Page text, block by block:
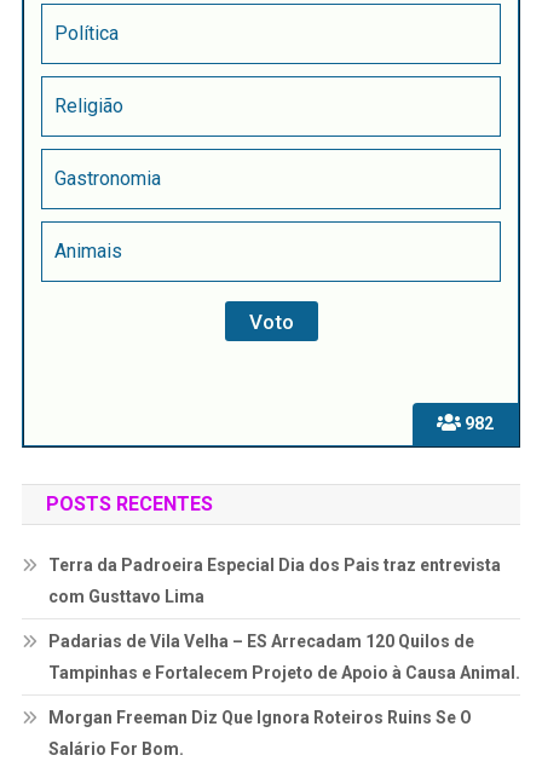
982
Política
Religião
Gastronomia
Animais
POSTS RECENTES
Terra da Padroeira Especial Dia dos Pais traz entrevista
com Gusttavo Lima
Padarias de Vila Velha – ES Arrecadam 120 Quilos de
Tampinhas e Fortalecem Projeto de Apoio à Causa Animal.
Morgan Freeman Diz Que Ignora Roteiros Ruins Se O
Salário For Bom.